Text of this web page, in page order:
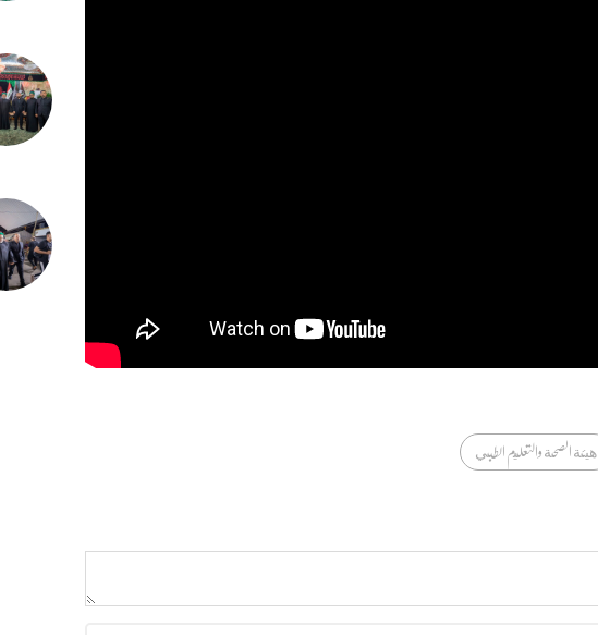
هيئة الصحة والتعليم الطبي